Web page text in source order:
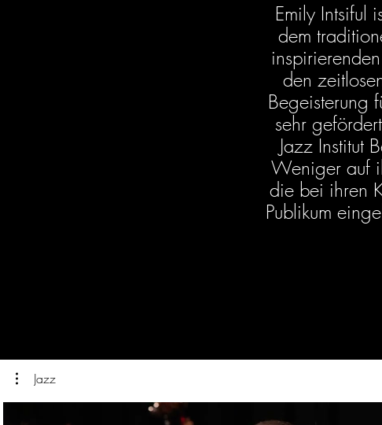
Emily Intsiful
dem
den
Begeisterung
sehr
Jazz Institut
Weniger auf
die bei ihren
Publikum
Jazz